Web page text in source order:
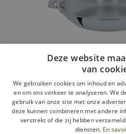
Casteline 5 Glanzende RVS
Afneembare Handgrepen
Cristel
Deze website
van
We gebruiken cookies om inhoud en
en om ons verkeer te analyseren. We
gebruik van onze site met onze
deze kunnen combineren met andere
verstrekt of die zij hebben
diensten. En